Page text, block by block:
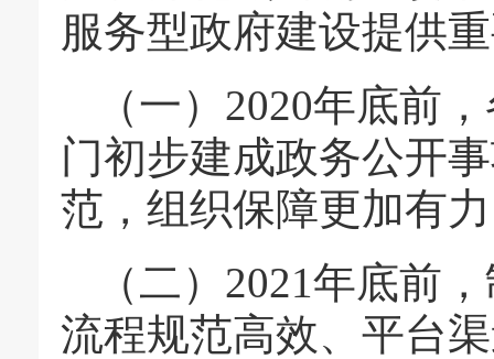
服务型政府建设提供
（一）2020年底前
门初步建成政务公开
范，组织保障更加有
（二）2021年底前
流程规范高效、平台